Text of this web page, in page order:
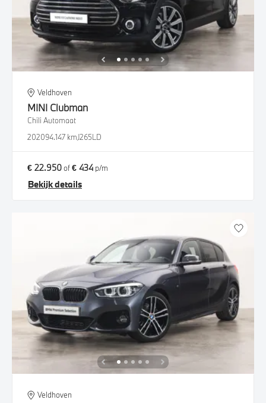
Veldhoven
MINI Clubman
Chili Automaat
202094.147 kmJ265LD
€ 22.950of€ 434 p/m
Bekijk details
Veldhoven